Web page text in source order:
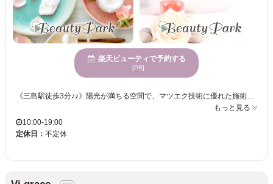
楽天ビューティで予約する
[PR]
《三島駅徒歩3分♪♪》陽光が満ちる空間で、マツエク技術に優れた施術を体験！さまざまな年齢層に愛されるサロン☆心地よい空間で輝く瞳を作ります！ MAQUIA 三島駅前店での体験は、広々とした空間で心地よく、まつ毛エクステの技術に特化しているため、自然で魅力的な目元を求める方におすすめです。多様な年齢向けのサービスを提供しており、一人ひとりに合わせた施術で理想の仕上がりを実現します。まつ毛エクステを取り入れることで、魅力を引き立てる新しい自分に出会えます。MAQUIA 三島駅前店で変わる自分を楽しんでみてください。
もっと見る
10:00-19:00
定休日： 不定休